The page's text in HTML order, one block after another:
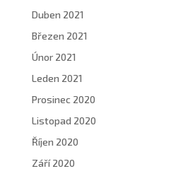
Duben 2021
Březen 2021
Únor 2021
Leden 2021
Prosinec 2020
Listopad 2020
Říjen 2020
Září 2020